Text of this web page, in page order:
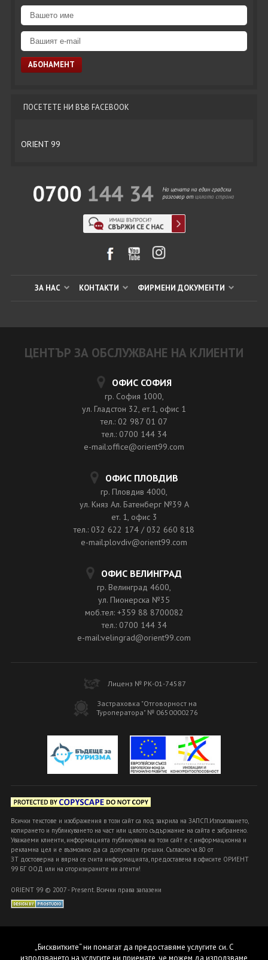
ПОСЕТЕТЕ НИ ВЪВ FACEBOOK
ORIENT 99
ЗА НАС КОНТАКТИ ФИРМЕНИ ДОКУМЕНТИ
ЦЕНТЪР ЗА ОБСЛУЖВАНЕ НА КЛИЕНТИ
ОФИС СОФИЯ
гр. София 1000,
ул. Гладстон 32, ет.1, офис 1
тел.: 02 987 01 07
тел.: 0700 144 34
e-mail:office@orient99.com
ОФИС ПЛОВДИВ
гр. Пловдив 4000,
ул. Княз Ал. Батенберг №39 A
ет. 1, офис 3
тел.: 032 622 174 / 032 660 818
e-mail:plovdiv@orient99.com
ОФИС ВЕЛИНГРАД
гр. Велинград 4600,
ул. Пионерска №35
моб.тел: +359 88 8700082
тел.: 0700 144 34
e-mail:velingrad@orient99.com
Лиценз № РК-01-74587
Застраховка "Отговорност на
Туроператора" № 0650000276
Всички текстове и изображения в този сайт са под закрила на ЗАПСП.Използването,
копирането и публикуването на част или цялото съдържание на сайта е забранено.
Уважаеми клиенти, информацията публикувана на този сайт е с информационна и
рекламна цел и е възможно да са допуснати грешки. Съгласно чл.80 от
ЗТ достоверна и вярна се счита информацията, предоставена в офисите ОРИЕНТ
99 БГ ООД или на оторизираните ни агенти!
ORIENT 99 © 2007 - Present. Всички права запазени
„Бисквитките“ ни помагат да предоставяме услугите си. С
използването на услугите ни приемате, че можем да използваме